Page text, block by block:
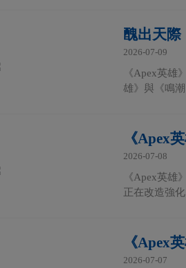
醜出天際
2026-07-09
《Apex英雄
雄》與《鳴
《Apex
2026-07-08
《Apex英雄
正在改造強
《Apex
2026-07-07